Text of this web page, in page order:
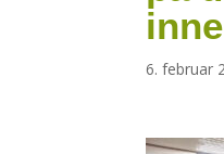
6. februar